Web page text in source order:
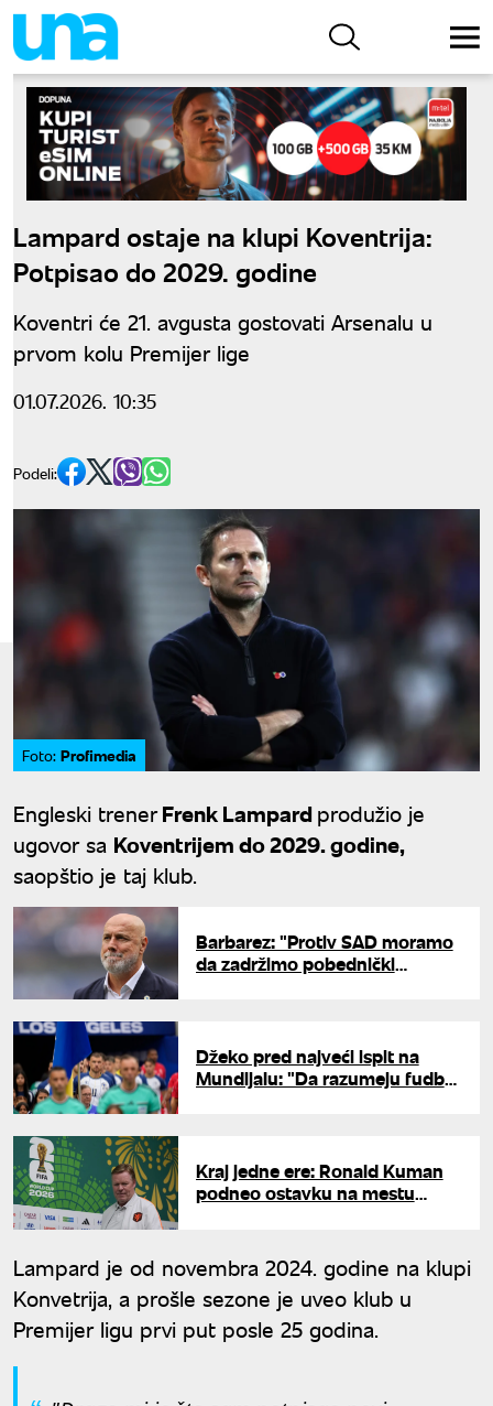
Lampard ostaje na klupi Koventrija:
Potpisao do 2029. godine
Koventri će 21. avgusta gostovati Arsenalu u
prvom kolu Premijer lige
01.07.2026. 10:35
Podeli:
Foto: Profimedia
Engleski trenerFrenk Lampardprodužio je
ugovor sa Koventrijem do 2029. godine,
saopštio je taj klub.
Barbarez: "Protiv SAD moramo
da zadržimo pobednički
Džeko pred najveći ispit na
Mundijalu: "Da razumeju fudbal
Kraj jedne ere: Ronald Kuman
podneo ostavku na mestu
Lampard je od novembra 2024. godine na klupi
Konvetrija, a prošle sezone je uveo klub u
Premijer ligu prvi put posle 25 godina.